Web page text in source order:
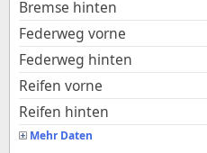
Bremse hinten
Federweg vorne
Federweg hinten
Reifen vorne
Reifen hinten
Mehr Daten